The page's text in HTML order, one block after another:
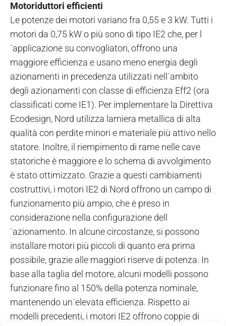
Motoriduttori efficienti
Le potenze dei motori variano fra 0,55 e 3 kW. Tutti i
motori da 0,75 kW o più sono di tipo IE2 che, per l
´applicazione su convogliatori, offrono una
maggiore efficienza e usano meno energia degli
azionamenti in precedenza utilizzati nell´ambito
degli azionamenti con classe di efficienza Eff2 (ora
classificati come IE1). Per implementare la Direttiva
Ecodesign, Nord utilizza lamiera metallica di alta
qualità con perdite minori e materiale più attivo nello
statore. Inoltre, il riempimento di rame nelle cave
statoriche è maggiore e lo schema di avvolgimento
è stato ottimizzato. Grazie a questi cambiamenti
costruttivi, i motori IE2 di Nord offrono un campo di
funzionamento più ampio, che è preso in
considerazione nella configurazione dell
´azionamento. In alcune circostanze, si possono
installare motori più piccoli di quanto era prima
possibile, grazie alle maggiori riserve di potenza. In
base alla taglia del motore, alcuni modelli possono
funzionare fino al 150% della potenza nominale,
mantenendo un´elevata efficienza. Rispetto ai
modelli precedenti, i motori IE2 offrono coppie di